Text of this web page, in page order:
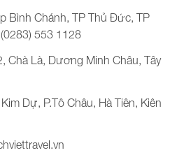
Bình Chánh, TP Thủ Đức, TP
(0283) 553 1128
Chà Là, Dương Minh Châu, Tây
Dự, P.Tô Châu, Hà Tiên, Kiên